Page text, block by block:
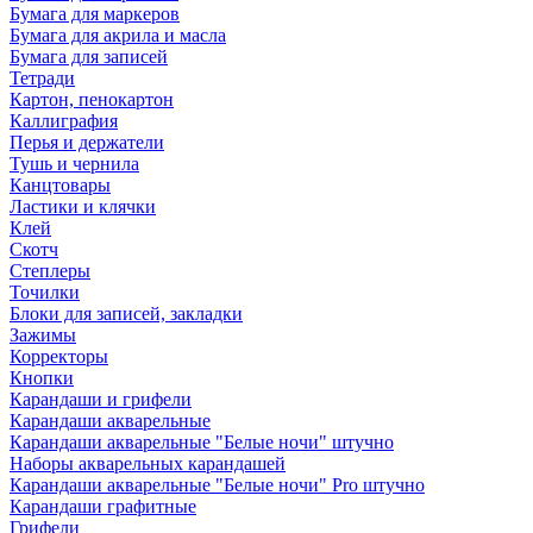
Бумага для маркеров
Бумага для акрила и масла
Бумага для записей
Тетради
Картон, пенокартон
Каллиграфия
Перья и держатели
Тушь и чернила
Канцтовары
Ластики и клячки
Клей
Скотч
Степлеры
Точилки
Блоки для записей, закладки
Зажимы
Корректоры
Кнопки
Карандаши и грифели
Карандаши акварельные
Карандаши акварельные "Белые ночи" штучно
Наборы акварельных карандашей
Карандаши акварельные "Белые ночи" Pro штучно
Карандаши графитные
Грифели